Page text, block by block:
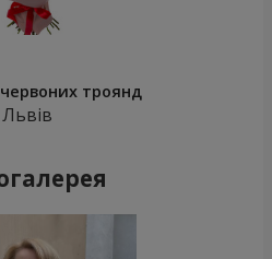
троянд
Львів